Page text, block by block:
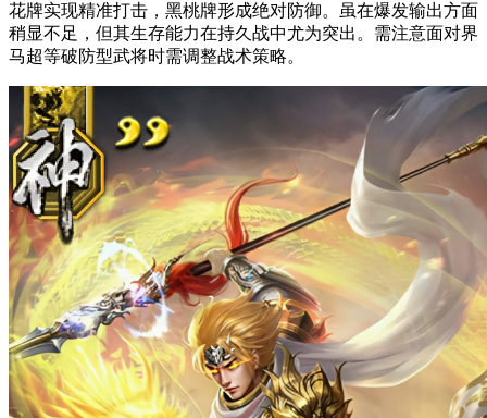
花牌实现精准打击，黑桃牌形成绝对防御。虽在爆发输出方面
稍显不足，但其生存能力在持久战中尤为突出。需注意面对界
马超等破防型武将时需调整战术策略。